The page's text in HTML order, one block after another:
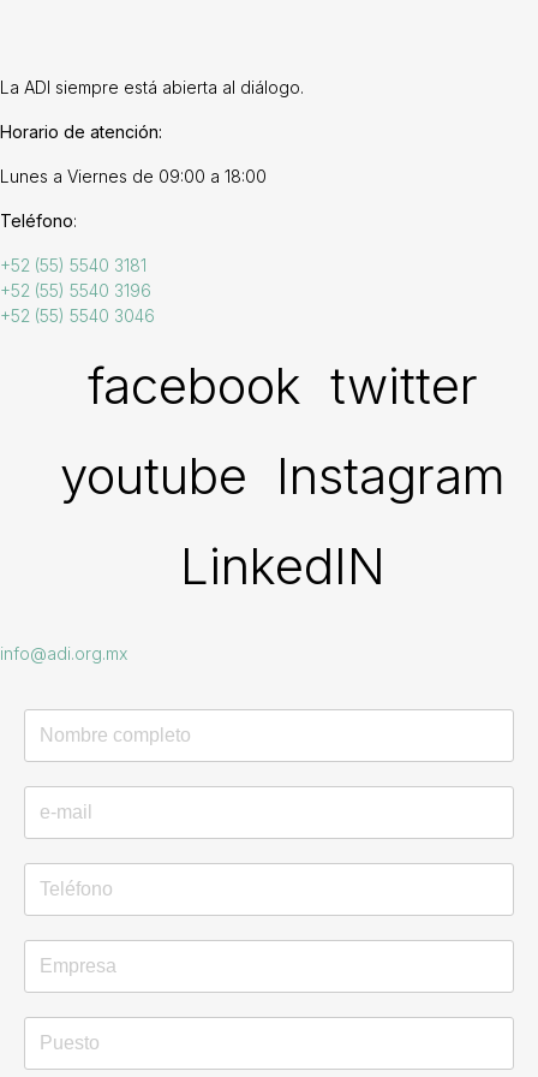
La ADI siempre está abierta al diálogo.
Horario de atención:
Lunes a Viernes de 09:00 a 18:00
Teléfono:
+52 (55) 5540 3181
+52 (55) 5540 3196
+52 (55) 5540 3046
facebook twitter
youtube Instagram
LinkedIN
info@adi.org.mx